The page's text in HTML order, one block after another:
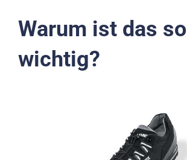
Warum ist das so
wichtig?